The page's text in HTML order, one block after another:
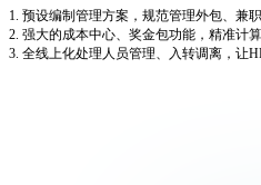
1. 预设编制管理方案，规范管理外包、兼
2. 强大的成本中心、奖金包功能，精准计
3. 全线上化处理人员管理、入转调离，让